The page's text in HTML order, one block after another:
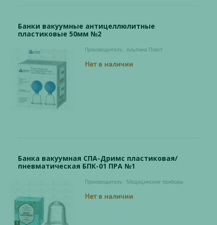
Банки вакуумные антицеллюлитные
пластиковые 50мм №2
Производитель: Альпина Пласт
Нет в наличии
Банка вакуумная СПА-Дримс пластиковая/
пневматическая БПК-01 ПРА №1
Производитель: Медицинские приборы
Нет в наличии